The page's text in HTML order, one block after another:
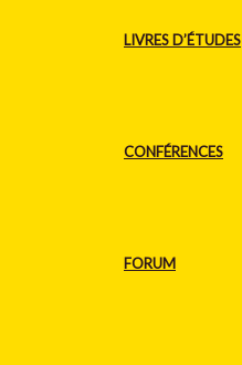
LIVRES D’ÉTUDES
CONFÉRENCES
FORUM